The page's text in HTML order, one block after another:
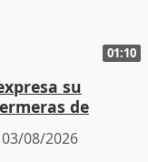
01:10
su
de
03/08/2026